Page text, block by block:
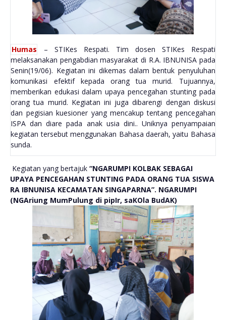
Humas
– STIKes Respati. Tim dosen STIKes Respati
melaksanakan pengabdian masyarakat di R.A. IBNUNISA pada
Senin(19/06). Kegiatan ini dikemas dalam bentuk penyuluhan
komunikasi efektif kepada orang tua murid. Tujuannya,
memberikan edukasi dalam upaya pencegahan stunting pada
orang tua murid. Kegiatan ini juga dibarengi dengan diskusi
dan pegisian kuesioner yang mencakup tentang pencegahan
ISPA dan diare pada anak usia dini.. Uniknya penyampaian
kegiatan tersebut menggunakan Bahasa daerah, yaitu Bahasa
sunda.
Kegiatan yang bertajuk “NGARUMPI KOLBAK SEBAGAI
UPAYA PENCEGAHAN STUNTING PADA ORANG TUA SISWA
RA IBNUNISA KECAMATAN SINGAPARNA”. NGARUMPI
(NGAriung MumPulung di pipIr, saKOla BudAK)